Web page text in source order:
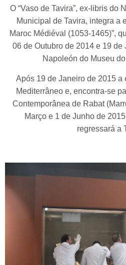
O “Vaso de Tavira”, ex-libris do
Municipal de Tavira, integra a
Maroc Médiéval (1053-1465)”,
06 de Outubro de 2014 e 19 de
Napoleón do Museu
Após 19 de Janeiro de 2015 a
Mediterrâneo e, encontra-se
Contemporânea de Rabat
Março e 1 de Junho de
regressará a